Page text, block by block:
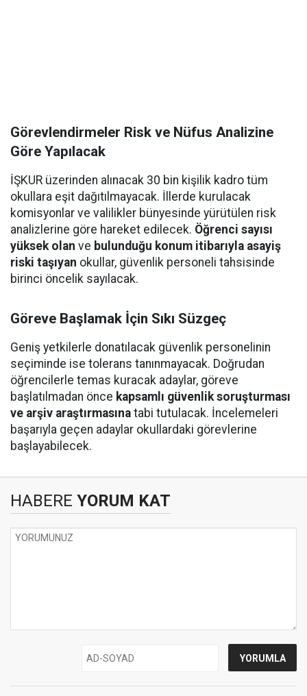
Görevlendirmeler Risk ve Nüfus Analizine
Göre Yapılacak
İŞKUR üzerinden alınacak 30 bin kişilik kadro tüm
okullara eşit dağıtılmayacak. İllerde kurulacak
komisyonlar ve valilikler bünyesinde yürütülen risk
analizlerine göre hareket edilecek. Öğrenci sayısı
yüksek olan ve bulunduğu konum itibarıyla asayiş
riski taşıyan okullar, güvenlik personeli tahsisinde
birinci öncelik sayılacak.
Göreve Başlamak İçin Sıkı Süzgeç
Geniş yetkilerle donatılacak güvenlik personelinin
seçiminde ise tolerans tanınmayacak. Doğrudan
öğrencilerle temas kuracak adaylar, göreve
başlatılmadan önce kapsamlı güvenlik soruşturması
ve arşiv araştırmasına tabi tutulacak. İncelemeleri
başarıyla geçen adaylar okullardaki görevlerine
başlayabilecek.
HABERE YORUM KAT